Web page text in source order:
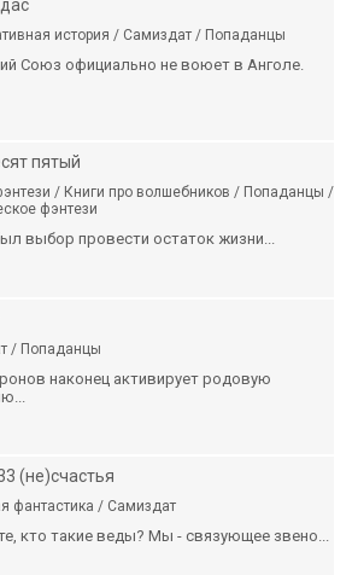
история / Самиздат / Попаданцы
Союз официально не воюет в Анголе.
пятый
/ Книги про волшебников / Попаданцы /
фэнтези
выбор провести остаток жизни...
/ Попаданцы
наконец активирует родовую
(не)счастья
фантастика / Самиздат
кто такие веды? Мы - связующее звено...